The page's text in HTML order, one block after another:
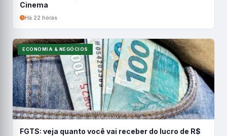
Cinema
Há 22 horas
ECONOMIA & NEGÓCIOS
FGTS: veja quanto você vai receber do lucro de R$